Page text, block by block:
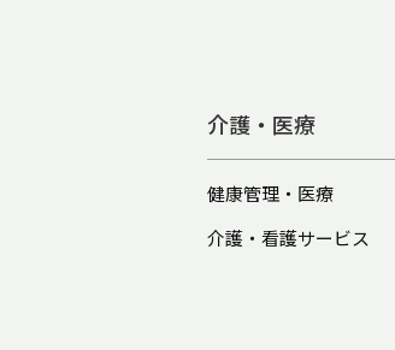
介護・医療
健康管理・医療
介護・看護サービス